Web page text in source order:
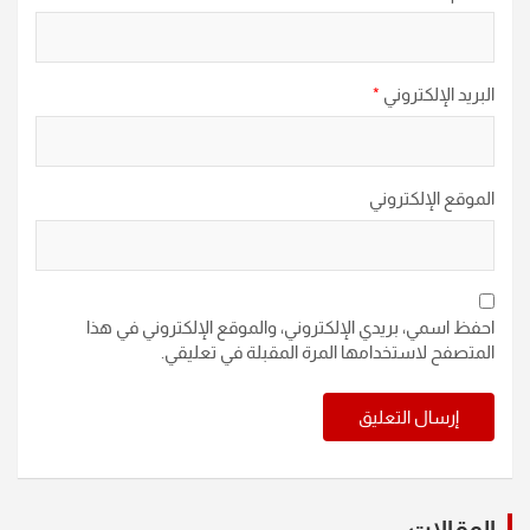
البريد الإلكتروني *
الموقع الإلكتروني
احفظ اسمي، بريدي الإلكتروني، والموقع الإلكتروني في هذا
المتصفح لاستخدامها المرة المقبلة في تعليقي.